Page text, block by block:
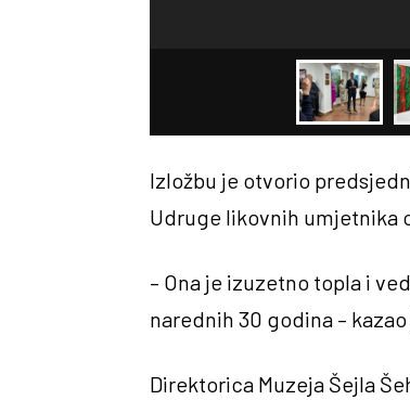
Izložbu je otvorio
Udruge likovnih umjetnika
– Ona je izuzetno topla i
narednih 30 godina – kazao
Direktorica Muzeja Šejla